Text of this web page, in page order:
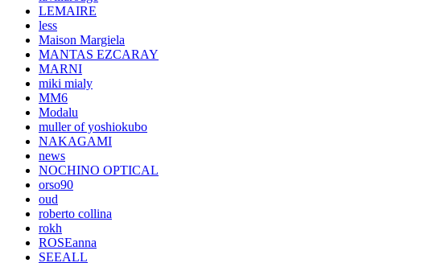
LEMAIRE
less
Maison Margiela
MANTAS EZCARAY
MARNI
miki mialy
MM6
Modalu
muller of yoshiokubo
NAKAGAMI
news
NOCHINO OPTICAL
orso90
oud
roberto collina
rokh
ROSEanna
SEEALL